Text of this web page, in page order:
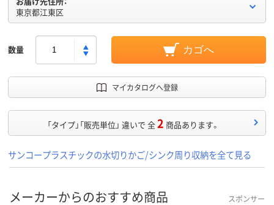
東京都江東区
数量 カゴへ
マイカタログへ登録
「タイプ」「販売単位」 違いで 全2 商品あります。
サンコープラスチックの水切りかご/シンク周り収納を全て見る
メーカーからのおすすめ商品 スポンサー